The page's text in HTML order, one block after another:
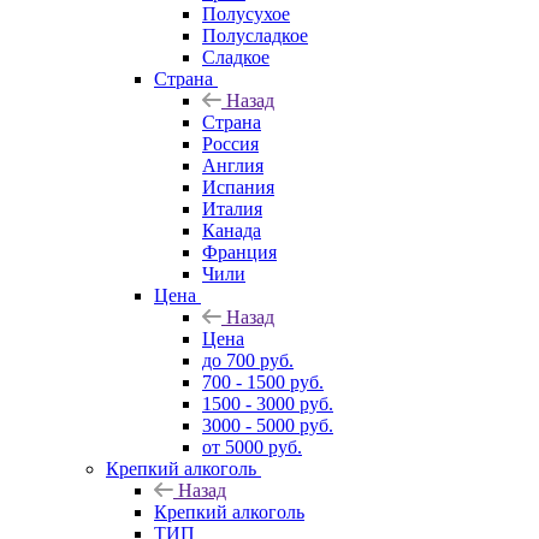
Полусухое
Полусладкое
Сладкое
Страна
Назад
Страна
Россия
Англия
Испания
Италия
Канада
Франция
Чили
Цена
Назад
Цена
до 700 руб.
700 - 1500 руб.
1500 - 3000 руб.
3000 - 5000 руб.
от 5000 руб.
Крепкий алкоголь
Назад
Крепкий алкоголь
ТИП